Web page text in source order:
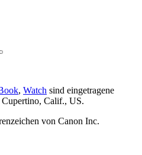
, Watch sind eingetragene
Calif., US.
von Canon Inc.